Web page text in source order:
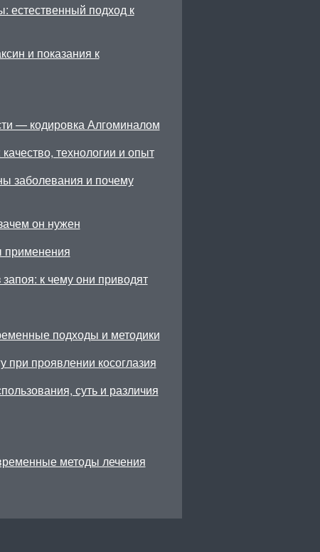
подход к
и показания к
— кодировка Алгоминалом
технологии и опыт
заболевания и почему
он нужен
применения
к чему они приводят
подходы и методики
при проявлении косоглазия
суть и различия
методы лечения